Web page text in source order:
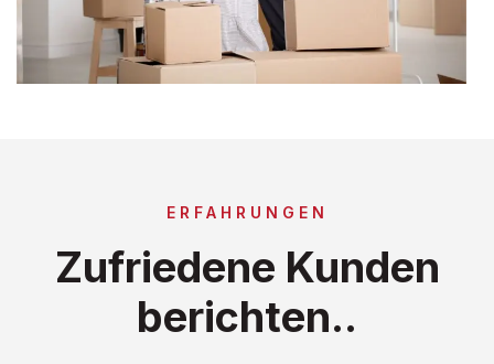
ERFAHRUNGEN
Zufriedene Kunden
berichten..